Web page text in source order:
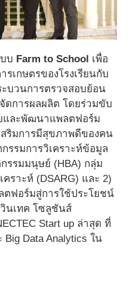
บ Farm to School เพื่อ
เกษตรของโรงเรียนกับ
บวนการตรวจสอบย้อน
ดการผลผลิต โดยร่วมขับ
และพัฒนาแพลตฟอร์ม
สริมการมีสุขภาพดีของคน
รรมการวิเคราะห์ข้อมูล
รรมมนุษย์ (HBA) กลุ่ม
ราะห์ (DSARG) และ 2)
ฟอร์มสู่การใช้ประโยชน์
นเทค โซลูชันส์
Start up ล่าสุด ที่
Data Analytics ใน